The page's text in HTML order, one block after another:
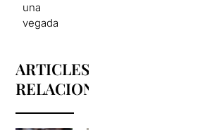
una
vegada
ARTICLES
RELACIONATS